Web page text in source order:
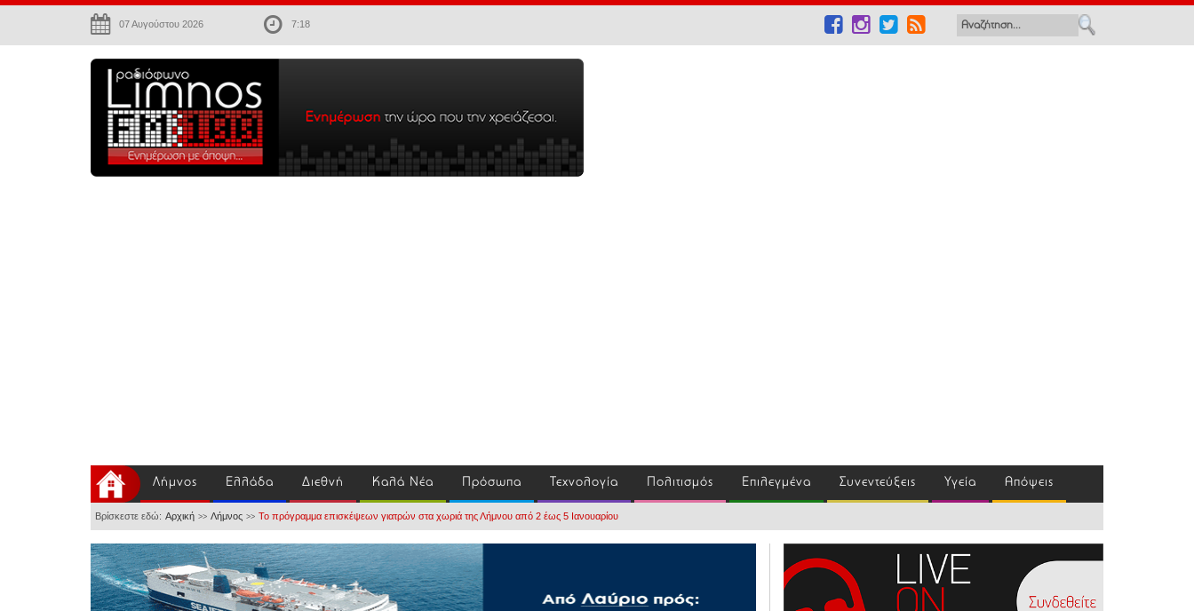
07 Αυγούστου 2026 7:18
Λήμνος Ελλάδα Διεθνή Καλά Νέα Πρόσωπα Τεχνολογία Πολιτισμός Επιλεγμένα Συνεντεύξεις Υγεία Απόψεις
Βρίσκεστε εδώ: Αρχική >> Λήμνος >> Το πρόγραμμα επισκέψεων γιατρών στα χωριά της Λήμνου από 2 έως 5 Ιανουαρίου